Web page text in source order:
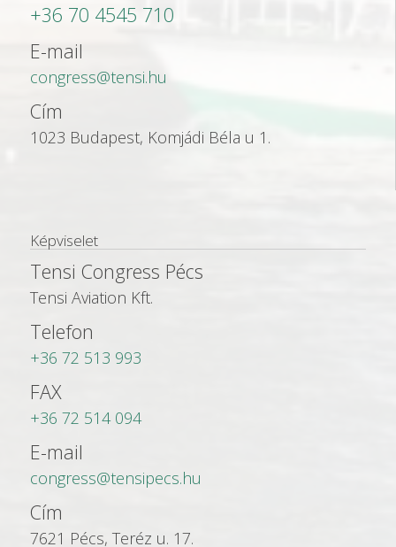
+36 70 4545 710
E-mail
congress@tensi.hu
Cím
1023 Budapest, Komjádi Béla u 1.
Képviselet
Tensi Congress Pécs
Tensi Aviation Kft.
Telefon
+36 72 513 993
FAX
+36 72 514 094
E-mail
congress@tensipecs.hu
Cím
7621 Pécs, Teréz u. 17.